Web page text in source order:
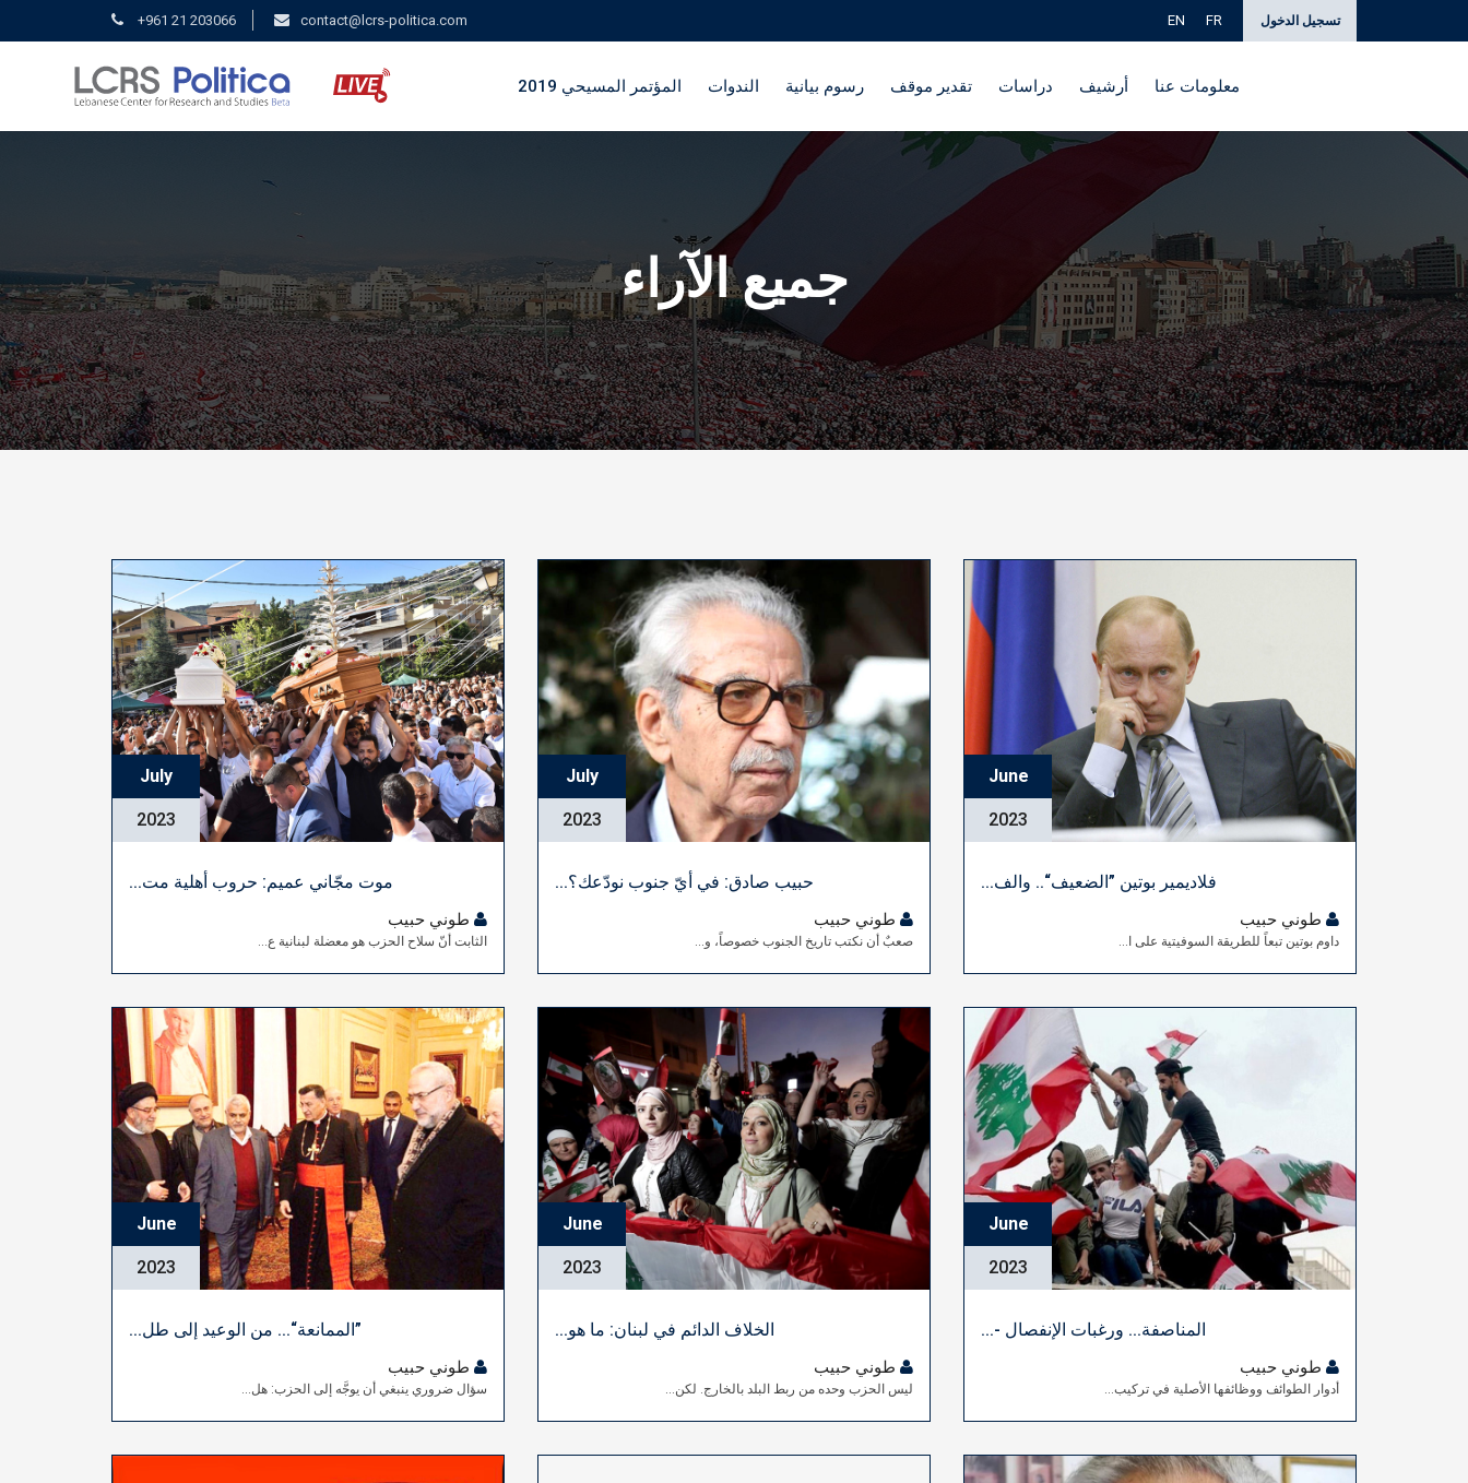
+961 21 203066 contact@lcrs-politica.com EN FR تسجيل الدخول
معلومات عنا أرشيف دراسات تقدير موقف رسوم بيانية الندوات المؤتمر المسيحي 2019
جميع الآراء
July
2023
موت مجّاني عميم: حروب أهلية مت...
طوني حبيب
الثابت أنّ سلاح الحزب هو معضلة لبنانية ع...
July
2023
حبيب صادق: في أيّ جنوب نودّعك؟...
طوني حبيب
صعبٌ أن نكتب تاريخ الجنوب خصوصاً، و...
June
2023
فلاديمير بوتين ”الضعيف“.. والف...
طوني حبيب
داوم بوتين تبعاً للطريقة السوفيتية على ا...
June
2023
”الممانعة“... من الوعيد إلى طل...
طوني حبيب
سؤال ضروري ينبغي أن يوجَّه إلى الحزب: هل...
June
2023
الخلاف الدائم في لبنان: ما هو...
طوني حبيب
ليس الحزب وحده من ربط البلد بالخارج. لكن...
June
2023
المناصفة... ورغبات الإنفصال -...
طوني حبيب
أدوار الطوائف ووظائفها الأصلية في تركيب...